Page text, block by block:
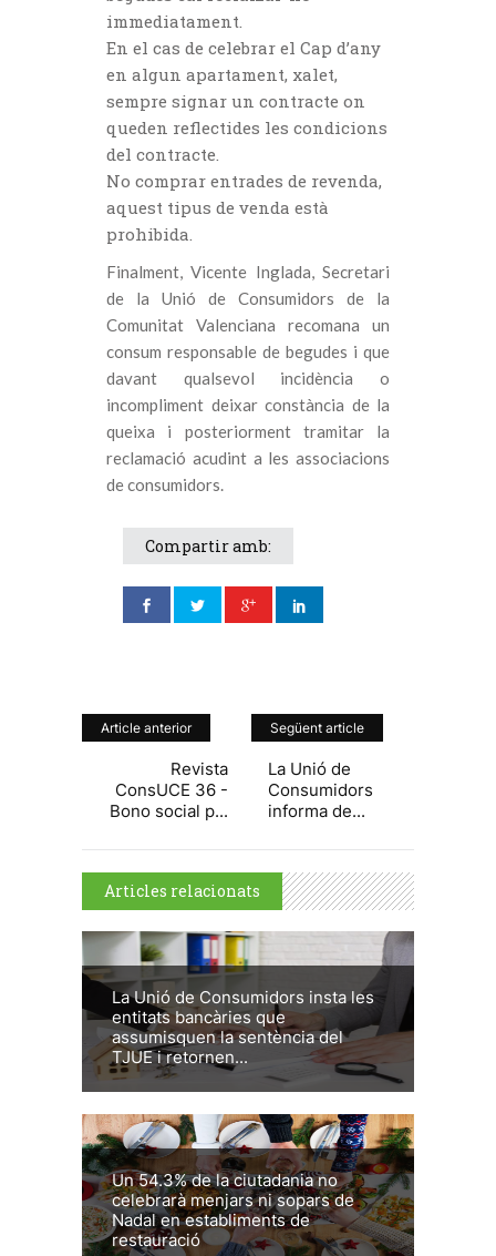
immediatament.
En el cas de celebrar el Cap d’any
en algun apartament, xalet,
sempre signar un contracte on
queden reflectides les condicions
del contracte.
No comprar entrades de revenda,
aquest tipus de venda està
prohibida.
Finalment, Vicente Inglada, Secretari
de la Unió de Consumidors de la
Comunitat Valenciana recomana un
consum responsable de begudes i que
davant qualsevol incidència o
incompliment deixar constància de la
queixa i posteriorment tramitar la
reclamació acudint a les associacions
de consumidors.
Compartir amb:
Article anterior
Revista
ConsUCE 36 -
Bono social p...
Següent article
La Unió de
Consumidors
informa de...
Articles relacionats
La Unió de Consumidors insta les
entitats bancàries que
assumisquen la sentència del
TJUE i retornen...
Un 54.3% de la ciutadania no
celebrarà menjars ni sopars de
Nadal en establiments de
restauració